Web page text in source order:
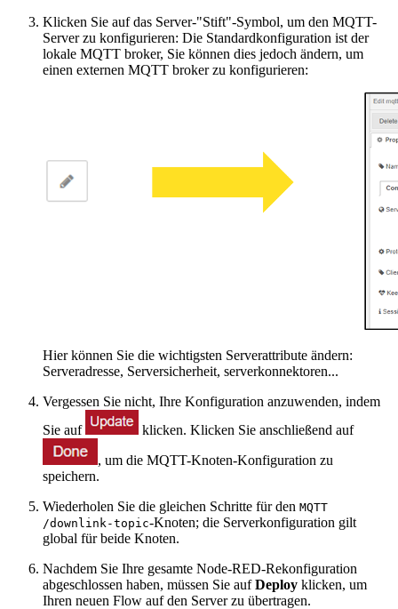
Klicken Sie auf das Server-"Stift"-Symbol, um den MQTT-
Server zu konfigurieren: Die Standardkonfiguration ist der
lokale MQTT broker, Sie können dies jedoch ändern, um
einen externen MQTT broker zu konfigurieren:
Hier können Sie die wichtigsten Serverattribute ändern:
Serveradresse, Serversicherheit, serverkonnektoren...
Vergessen Sie nicht, Ihre Konfiguration anzuwenden, indem
Sie auf
klicken. Klicken Sie anschließend auf
, um die MQTT-Knoten-Konfiguration zu
speichern.
Wiederholen Sie die gleichen Schritte für den MQTT
/downlink-topic-Knoten; die Serverkonfiguration gilt
global für beide Knoten.
Nachdem Sie Ihre gesamte Node-RED-Rekonfiguration
abgeschlossen haben, müssen Sie aufDeploy klicken, um
Ihren neuen Flow auf den Server zu übertragen.